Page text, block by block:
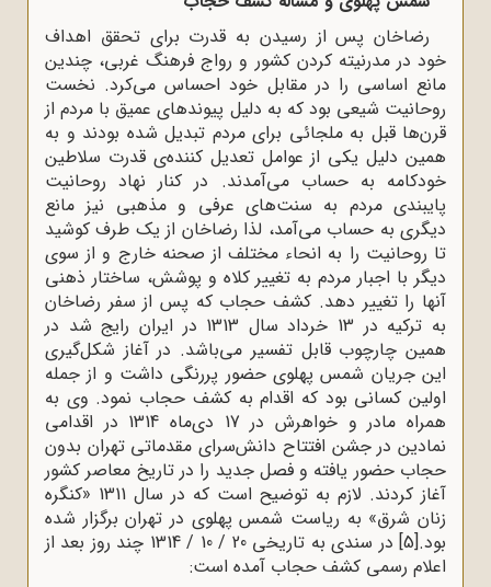
رضاخان پس از رسیدن به قدرت برای تحقق اهداف
خود در مدرنیته کردن کشور و رواج فرهنگ غربی، چندین
مانع اساسی را در مقابل خود احساس می‌کرد. نخست
روحانیت شیعی بود که به دلیل پیوندهای عمیق با مردم از
قرن‌ها قبل به ملجائی برای مردم تبدیل شده بودند و به
همین دلیل یکی از عوامل تعدیل کننده‌ی قدرت سلاطین
خودکامه به حساب می‌آمدند. در کنار نهاد روحانیت
پایبندی مردم به سنت‌های عرفی و مذهبی نیز مانع
دیگری به حساب می‌آمد، لذا رضاخان از یک طرف کوشید
تا روحانیت را به انحاء مختلف از صحنه خارج و از سوی
دیگر با اجبار مردم به تغییر کلاه و پوشش، ساختار ذهنی
آنها را تغییر دهد. کشف حجاب که پس از سفر رضاخان
به ترکیه در 13 خرداد سال 1313 در ایران رایج شد در
همین چارچوب قابل تفسیر می‌باشد. در آغاز شکل‌گیری
این جریان شمس پهلوی حضور پررنگی داشت و از جمله
اولین کسانی بود که اقدام به کشف حجاب نمود. وی به
همراه مادر و خواهرش در 17 دی‌ماه 1314 در اقدامی
نمادین در جشن افتتاح دانش‌سرای مقدماتی تهران بدون
حجاب حضور یافته و فصل جدید را در تاریخ معاصر کشور
آغاز کردند. لازم به توضیح است که در سال 1311 «کنگره
زنان شرق» به ریاست شمس پهلوی در تهران برگزار شده
بود.[5]
در سندی به تاریخی 20 / 10 / 1314 چند روز بعد از
اعلام رسمی کشف حجاب آمده است: